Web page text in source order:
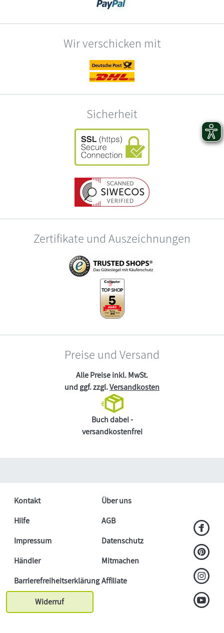
Wir verschicken mit
Sicherheit
Zertifikate und Auszeichnungen
Preise und Versand
Alle Preise inkl. MwSt.
und ggf. zzgl.Versandkosten
Buch dabei -
versandkostenfrei
Kontakt
Über uns
Hilfe
AGB
Impressum
Datenschutz
Händler
Mitmachen
BarrierefreiheitserklärungAffiliate
Widerruf